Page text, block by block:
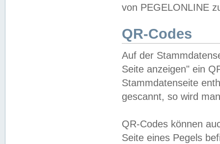
von PEGELONLINE
QR-Codes
Auf der
Seite anzeigen" ein
Stammdatenseite
gescannt, so wird
QR-Codes können
Seite eines Pegels